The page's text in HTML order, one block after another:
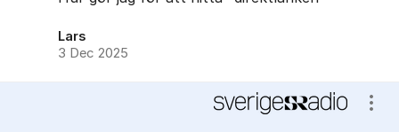
Lars
3 Dec 2025